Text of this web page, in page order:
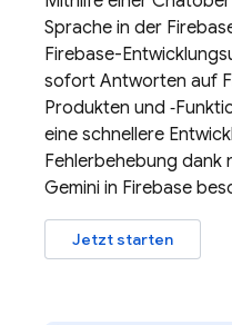
Sprache in der
Firebase-
sofort Antworten auf
Produkten und
eine schnellere
Fehlerbehebung dank
Gemini in Firebase
Jetzt starten